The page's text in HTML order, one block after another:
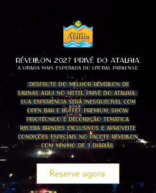
RÉVEILLON 2027 PrivÊ do Atalaia.
A VIRADA MAIS ESPERADA DO LITORAL PARAENSE.
Desfrute do melhor RÉveillon de
Salinas aqui no Hotel PrivÊ do Atalaia.
sua experiÊncia serÁ inesquecÍvel Com
Open Bar e BUFFET Premium, show
pirotÉcnico e decoraÇÃo temÁtica.
Receba brindes exclusivos e aproveite
condiÇÕes especiais no pacote RÉveillon
com mÍnimo de 3 diÁrias.
Reserve agora